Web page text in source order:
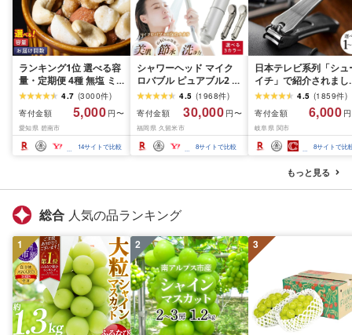
ランキング1位 選べる容
量・定期便 4種 無塩 ミ
ックスナッツ 500g 〜
4kg 素焼きアーモンド
カシューナッツ マカダ
ミアナッツ くるみ 生ナ
ッツ 直火焙煎 素焼き 塩
油 不使用 おやつ ジップ
4.7 (3000件)
寄付金額
5,000 円〜
愛知県 碧南市
14サイトで比較
シャワーヘッド マイク
ロバブル ピュアブル2 節
水 約40% 日本製 カート
リッジ不要 美肌 保湿 温
浴 選べるカラー 最強翌
日配送 洗浄 軽量 コンパ
クト 日用品 バス用品 お
風呂 お取り寄せ 福岡県
4.5 (1968件)
寄付金額
30,000 円〜
福岡県 久留米市
8サイトで比較
日本テレビ系列「シュ
イチ」で紹介されまし
(R7.09.13放送)[刀匠 関
孫六の伝統から生まれ
ツメキリ][選べる本数
本〜5本セット] 貝印 関
孫六 爪切り type102
テンレス 高級つめきり
ストッパーケース U字
取り外し可能 2WAY や
すり ギフト
4.5 (1859件)
寄付金額
6,000
岐阜県 関市
8サイトで比
もっと見る
総合 人気の品ランキング
1 2 3